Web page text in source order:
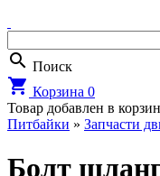
search Поиск
shopping_cart Корзина 0
Товар добавлен в
Питбайки » Запчасти
Болт